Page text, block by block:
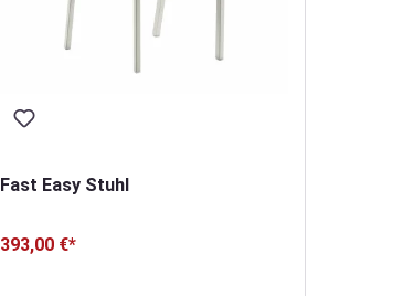
Fast Easy Stuhl
393,00 €*